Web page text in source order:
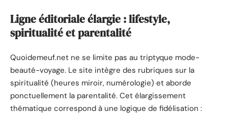
Ligne éditoriale élargie : lifestyle,
spiritualité et parentalité
Quoidemeuf.net ne se limite pas au triptyque mode-
beauté-voyage. Le site intègre des rubriques sur la
spiritualité (heures miroir, numérologie) et aborde
ponctuellement la parentalité. Cet élargissement
thématique correspond à une logique de fidélisation :